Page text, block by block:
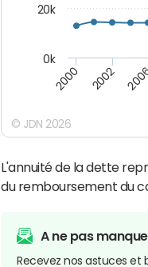
2000 2002
0k
20k
© JDN 2026
L'annuité de la dette
du remboursement du
A ne pas
Recevez nos astuces